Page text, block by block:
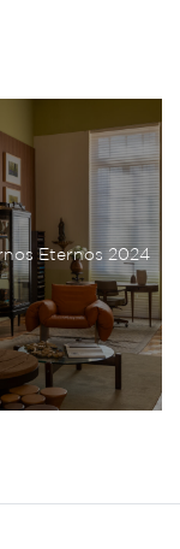
Eternos 2024